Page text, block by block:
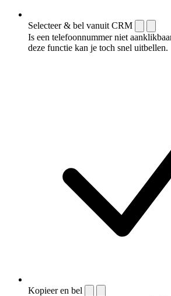
Selecteer & bel vanuit CRM
Is een telefoonnummer niet
deze functie kan je toch snel uitbellen.
Kopieer en bel